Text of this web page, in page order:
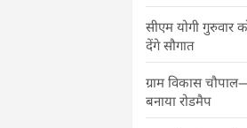
सीएम योगी गुरुवार
देंगे सौगात
ग्राम विकास
बनाया रोडमैप